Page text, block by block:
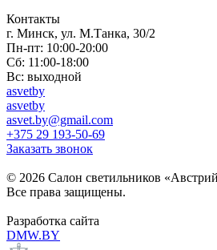
Контакты
г. Минск, ул. М.Танка, 30/2
Пн-пт: 10:00-20:00
Сб: 11:00-18:00
Вс: выходной
asvetby
asvetby
asvet.by@gmail.com
+375 29 193-50-69
Заказать звонок
© 2026 Салон светильников
Все права защищены.
Разработка сайта
DMW.BY